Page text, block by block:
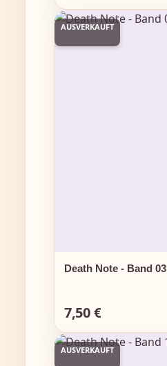
AUSVERKAUFT
Death Note - Band 03
Regulärer Preis:
7,50 €
AUSVERKAUFT